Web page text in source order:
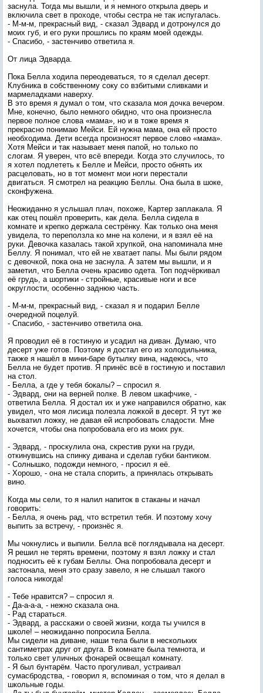
заснула. Тогда мы вышли, и я немного открыла дверь и
включила свет в проходе, чтобы сестра не так испугалась.
- М-м-м, прекрасный вид, - сказал Эдвард и дотронулся до
моих губ, и его руки прошлись по краям моей одежды.
- Спасибо, - застенчиво ответила я.
От лица Эдварда.
Пока Белла ходила переодеваться, то я сделал десерт.
Клубника в собственному соку со взбитыми сливками и
мармеладками наверху.
В это время я думал о том, что сказала моя дочка вечером.
Мне, конечно, было немного обидно, что она произнесла
первое полное слова «мама», но и в тоже время я
прекрасно понимаю Мейси. Ей нужна мама, она ей просто
необходима. Дети всегда произносят первое слово «мама».
Хотя Мейси и так называет меня папой, но только по
слогам. Я уверен, что всё впереди. Когда это случилось, то
я хотел подлететь к Белле и Мейси, просто обнять их
расцеловать, но в тот момент мои ноги перестали
двигаться. Я смотрел на реакцию Беллы. Она была в шоке,
сконфужена.
Неожиданно я услышал плач, похоже, Картер заплакала. Я
как отец пошёл проверить, как дела. Белла сидела в
комнате и крепко держала сестрёнку. Как только она меня
увидела, то переползла ко мне на колени, и я взял её на
руки. Девочка казалась такой хрупкой, она напоминала мне
Беллу. Я понимал, что ей не хватает папы. Мы были рядом
с девочкой, пока она не заснула. А затем мы вышли, и я
заметил, что Белла очень красиво одета. Топ подчёркивал
её грудь, а шортики - стройные, красивые ноги и все
округлости, особенно заднюю часть.
- М-м-м, прекрасный вид, - сказал я и подарил Белле
очередной поцелуй.
- Спасибо, - застенчиво ответила она.
Я проводил её в гостиную и усадил на диван. Думаю, что
десерт уже готов. Поэтому я достал его из холодильника,
также я нашёл в мини-баре бутылку вина, надеюсь, что
Белла не будет против. Я принёс всё в гостиную и поставил
на стол.
- Белла, а где у тебя бокалы? – спросил я.
- Эдвард, они на верней полке. В левом шкафчике, -
ответила Белла. Я достал их и уже направился обратно, как
увидел, что моя лисица полезла ложкой в десерт. Я тут же
выхватил ложку, не давая ей испробовать сладости. Мне
хочется, чтобы она попробовала его из моих рук.
- Эдвард, - проскулила она, скрестив руки на груди,
откинувшись на спинку дивана и сделав губки бантиком.
- Солнышко, подожди немного, - просил я её.
- Хорошо, - она не стала спорить, а принялась открывать
вино.
Когда мы сели, то я налил напиток в стаканы и начал
говорить:
- Белла, я очень рад, что встретил тебя. И поэтому хочу
выпить за встречу, - произнёс я.
Мы чокнулись и выпили. Белла всё поглядывала на десерт.
Я решил не терять времени, поэтому я взял ложку и стал
подносить её к губам Беллы. Она попробовала десерт и
застонала, меня это сразу завело, я не слышал такого
голоса никогда!
- Тебе нравится? – спросил я.
- Да-а-а-а, - нежно сказала она.
- Рад стараться.
- Эдвард, а расскажи о своей жизни, когда ты учился в
школе! – неожиданно попросила Белла.
Мы сидели на диване, наши тела были в нескольких
сантиметрах друг от друга. В комнате была темнота, и
только свет уличных фонарей освещал комнату.
- Я был бунтарём. Часто прогуливал, устраивал
сумасбродства, - говорил я, вспоминая о том, что я делал в
школьные годы.